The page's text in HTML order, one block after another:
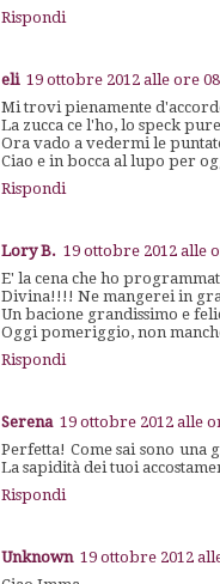
Rispondi
eli 19 ottobre 2012 alle ore
Mi trovi pienamente
La zucca ce l'ho, lo speck
Ora vado a vedermi le
Ciao e in bocca al lupo per
Rispondi
Lory B. 19 ottobre 2012 alle
E' la cena che ho
Divina!!!! Ne mangerei in
Un bacione grandissimo e
Oggi pomeriggio, non
Rispondi
Serena 19 ottobre 2012 alle
Perfetta! Come sai sono
La sapidità dei tuoi
Rispondi
Unknown 19 ottobre 2012